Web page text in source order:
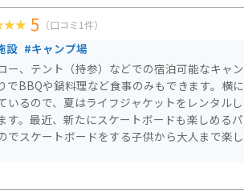
5 （口コミ1件）
設 #キャンプ場
ー、テント（持参）などでの宿泊可能なキャン
でBBQや鍋料理など食事のみもできます。横に
いるので、夏はライフジャケットをレンタルし
す。最近、新たにスケートボードも楽しめるパ
でスケートボードをする子供から大人まで楽し